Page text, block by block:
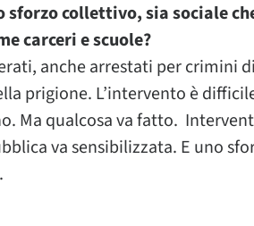
sforzo collettivo, sia sociale
carceri e scuole?
anche arrestati per crimini
prigione. L’intervento è
Ma qualcosa va fatto.
va sensibilizzata. E uno